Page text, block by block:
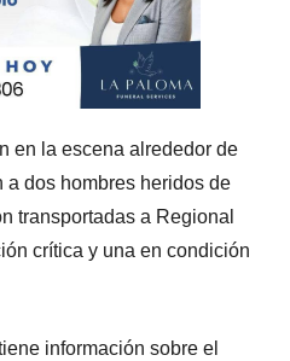
en la escena alrededor de
a dos hombres heridos de
transportadas a Regional
crítica y una en condición
información sobre el